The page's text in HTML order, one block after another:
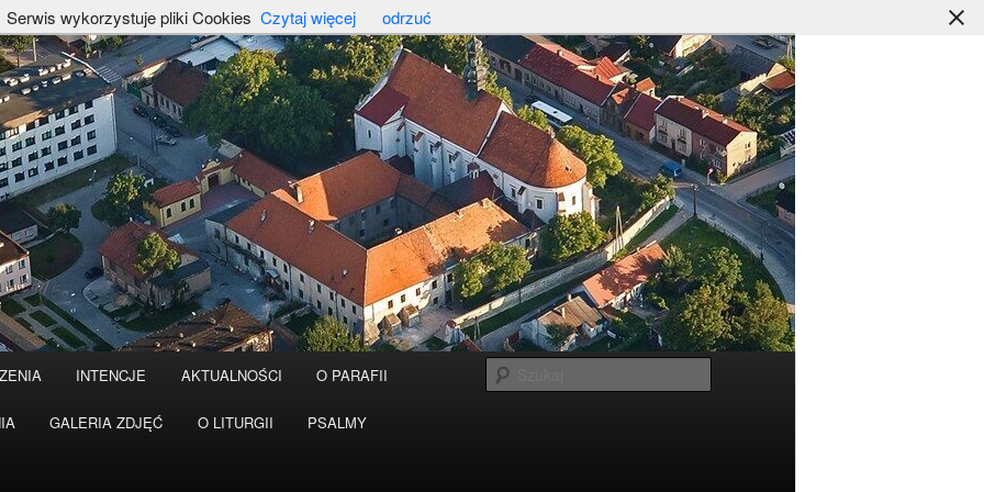
INTENCJE AKTUALNOŚCI O PARAFII
GALERIA ZDJĘĆ O LITURGII PSALMY
Serwis wykorzystuje pliki Cookies Czytaj więcej odrzuć